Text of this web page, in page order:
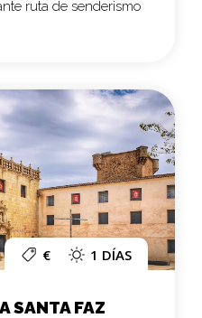
ruta de senderismo
€ 1 DÍAS
SANTA FAZ